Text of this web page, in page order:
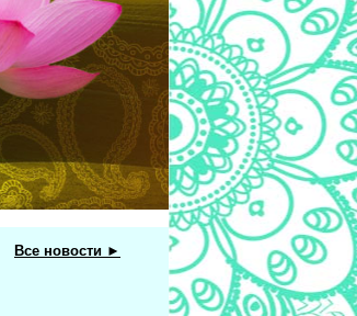
Все новости ►